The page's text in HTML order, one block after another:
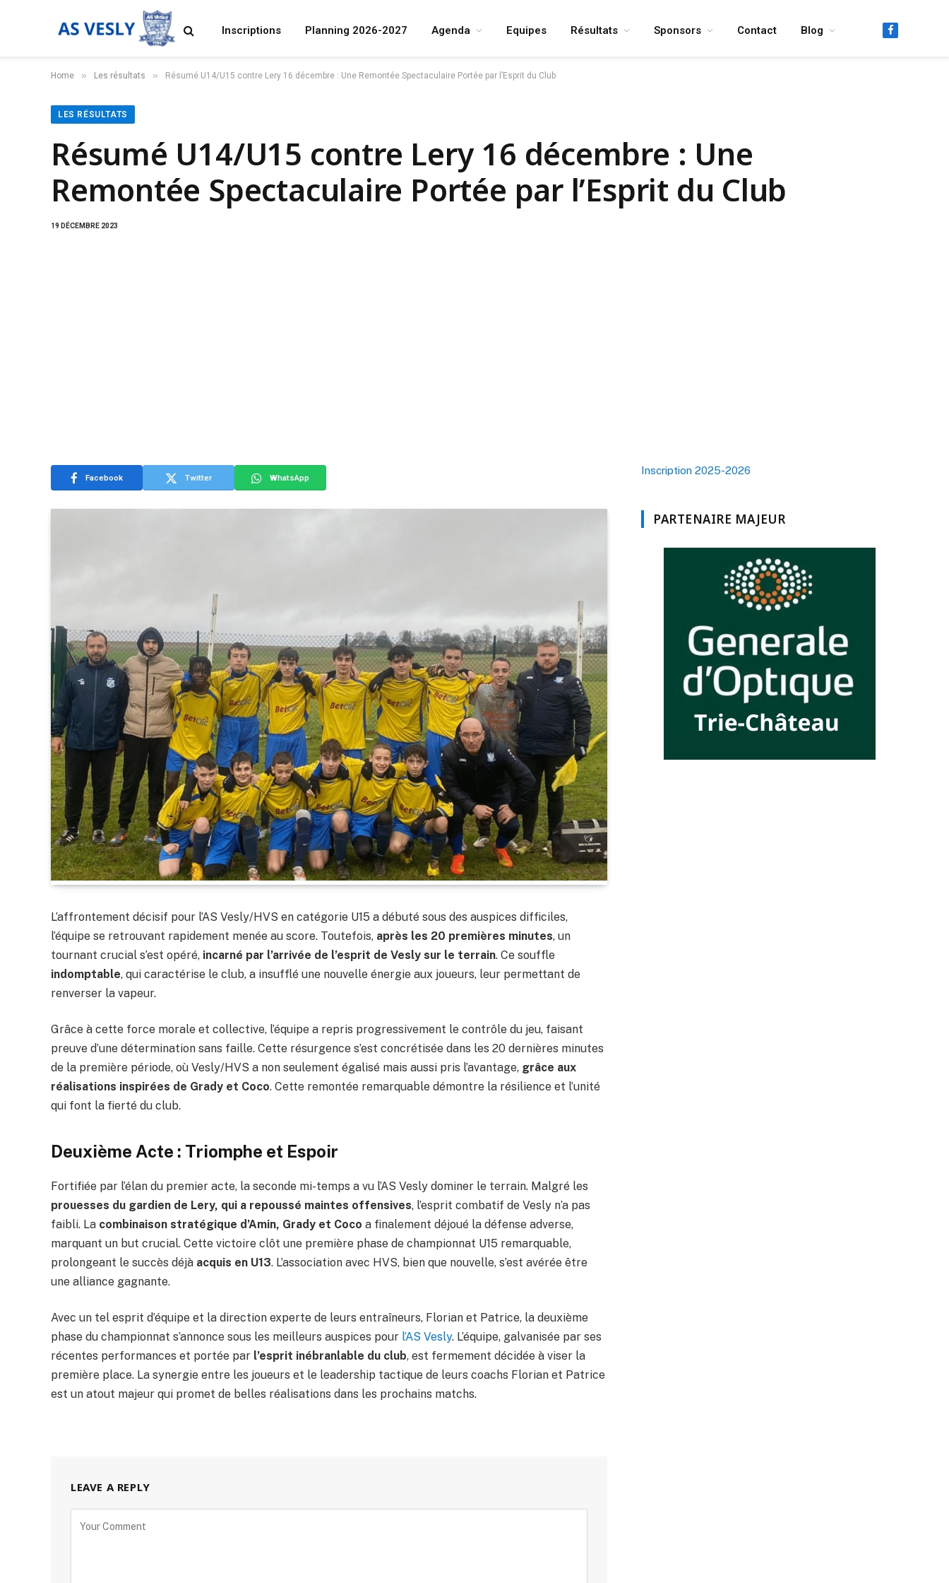
Inscriptions Planning 2026-2027 Agenda Equipes Résultats Sponsors Contact Blog Facebook
Home » Les résultats » Résumé U14/U15 contre Lery 16 décembre : Une Remontée Spectaculaire Portée par l’Esprit du Club
LES RÉSULTATS
Résumé U14/U15 contre Lery 16 décembre : Une
Remontée Spectaculaire Portée par l’Esprit du Club
19 DÉCEMBRE 2023
Facebook Twitter WhatsApp
L’affrontement décisif pour l’AS Vesly/HVS en catégorie U15 a débuté sous des auspices difficiles,
l’équipe se retrouvant rapidement menée au score. Toutefois, après les 20 premières minutes, un
tournant crucial s’est opéré, incarné par l’arrivée de l’esprit de Vesly sur le terrain. Ce souffle
indomptable, qui caractérise le club, a insufflé une nouvelle énergie aux joueurs, leur permettant de
renverser la vapeur.
Grâce à cette force morale et collective, l’équipe a repris progressivement le contrôle du jeu, faisant
preuve d’une détermination sans faille. Cette résurgence s’est concrétisée dans les 20 dernières minutes
de la première période, où Vesly/HVS a non seulement égalisé mais aussi pris l’avantage, grâce aux
réalisations inspirées de Grady et Coco. Cette remontée remarquable démontre la résilience et l’unité
qui font la fierté du club.
Deuxième Acte : Triomphe et Espoir
Fortifiée par l’élan du premier acte, la seconde mi-temps a vu l’AS Vesly dominer le terrain. Malgré les
prouesses du gardien de Lery, qui a repoussé maintes offensives, l’esprit combatif de Vesly n’a pas
faibli. La combinaison stratégique d’Amin, Grady et Coco a finalement déjoué la défense adverse,
marquant un but crucial. Cette victoire clôt une première phase de championnat U15 remarquable,
prolongeant le succès déjà acquis en U13. L’association avec HVS, bien que nouvelle, s’est avérée être
une alliance gagnante.
Avec un tel esprit d’équipe et la direction experte de leurs entraîneurs, Florian et Patrice, la deuxième
phase du championnat s’annonce sous les meilleurs auspices pour l’AS Vesly. L’équipe, galvanisée par ses
récentes performances et portée par l’esprit inébranlable du club, est fermement décidée à viser la
première place. La synergie entre les joueurs et le leadership tactique de leurs coachs Florian et Patrice
est un atout majeur qui promet de belles réalisations dans les prochains matchs.
LEAVE A REPLY
Inscription 2025-2026
PARTENAIRE MAJEUR